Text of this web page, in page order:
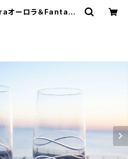
オーロラ＆Fantasy